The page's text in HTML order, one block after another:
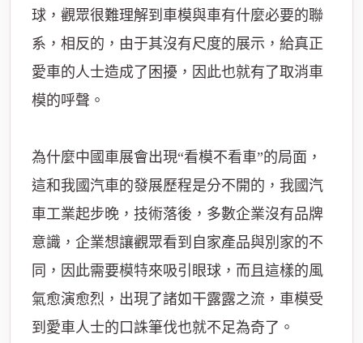
球，觀眾很難理解到車模與車有什麼必要的聯
系，相反的，由于其沒有尺度的展示，給真正
愛車的人士造成了困擾，因此也就有了取消車
模的呼聲。
為什麼中國車展會出現“看模不看車”的局面，
這和我國汽車的發展歷程是分不開的，我國汽
車工業起步晚，技術落後，多數企業沒有品牌
意識，企業想讓觀眾看到自家產品與別家的不
同，因此需要模特來吸引眼球，而且這樣的風
氣愈演愈烈，出現了諸如干露露之流，車模受
到愛車人士的口誅筆伐也就不足為奇了。